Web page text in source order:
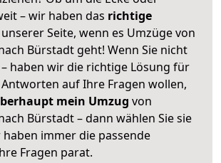
– wir haben das richtige
Seite, wenn es Umzüge von
Bürstadt geht! Wenn Sie nicht
haben wir die richtige Lösung für
Antworten auf Ihre Fragen wollen,
mein Umzug von
Bürstadt – dann wählen Sie sie
immer die passende
Fragen parat.